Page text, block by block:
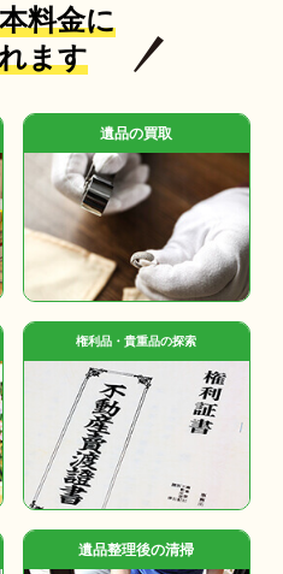
料金に
ます
遺品の買取
権利品・貴重品の探索
遺品整理後の清掃